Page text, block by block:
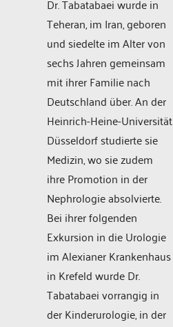
Dr. Tabatabaei wurde in
Teheran, im Iran, geboren
und siedelte im Alter von
sechs Jahren gemeinsam
mit ihrer Familie nach
Deutschland über. An der
Heinrich-Heine-Universität
Düsseldorf studierte sie
Medizin, wo sie zudem
ihre Promotion in der
Nephrologie absolvierte.
Bei ihrer folgenden
Exkursion in die Urologie
im Alexianer Krankenhaus
in Krefeld wurde Dr.
Tabatabaei vorrangig in
der Kinderurologie, in der